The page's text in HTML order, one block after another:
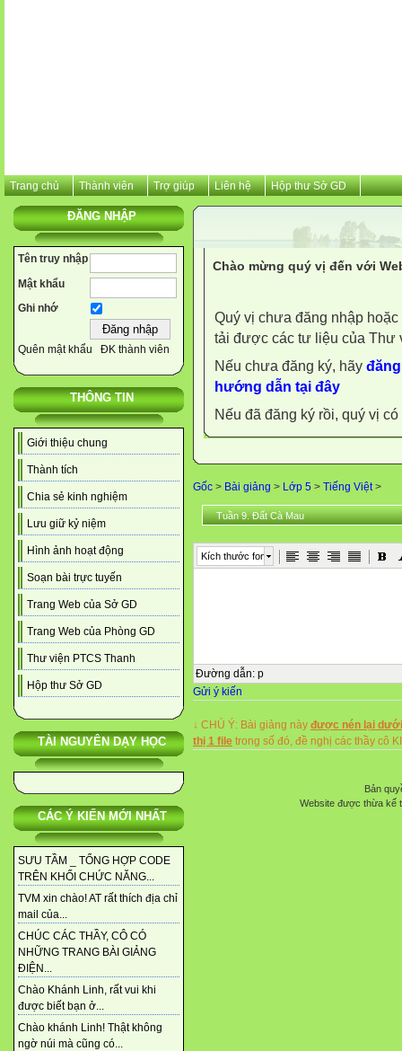
Trang chủ Thành viên Trợ giúp Liên hệ Hộp thư Sở GD
ĐĂNG NHẬP
Tên truy nhập
Mật khẩu
Ghi nhớ
Quên mật khẩu ĐK thành viên
THÔNG TIN
Giới thiệu chung
Thành tích
Chia sẻ kinh nghiệm
Lưu giữ kỷ niệm
Hình ảnh hoạt động
Soạn bài trực tuyến
Trang Web của Sở GD
Trang Web của Phòng GD
Thư viện PTCS Thanh
Hộp thư Sở GD
TÀI NGUYÊN DẠY HỌC
CÁC Ý KIẾN MỚI NHẤT
SƯU TẦM _ TỔNG HỢP CODE
TRÊN KHỐI CHỨC NĂNG...
TVM xin chào! AT rất thích địa chỉ
mail của...
CHÚC CÁC THẦY, CÔ CÓ
NHỮNG TRANG BÀI GIẢNG
ĐIỆN...
Chào Khánh Linh, rất vui khi
được biết bạn ở...
Chào khánh Linh! Thật không
ngờ núi mà cũng có...
Chào mừng quý vị đến với
Quý vị chưa đăng nhập
tải được các tư liệu của Thư
Nếu chưa đăng ký, hãy
hướng dẫn tại đây
Nếu đã đăng ký rồi, quý vị
Gốc > Bài giảng > Lớp 5 > Tiếng Việt>
Tuần 9. Đất Cà Mau
Kích thước font
Đường dẫn: p
Gửi ý kiến
↓ CHÚ Ý: Bài giảng này được nén lại
thị 1 file trong số đó, đề nghị các thầy cô
Bản
Website được thừa kế